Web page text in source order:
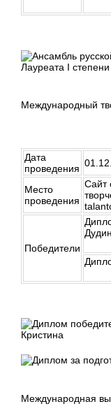
Международный
Дата
проведения
Место
проведения
Сайт
Победители
Международная